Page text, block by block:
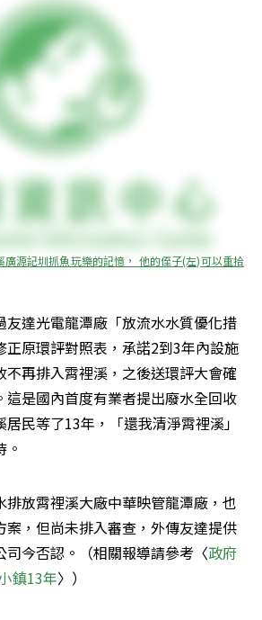
源記圳抓魚玩樂的記憶， 他的侄子(左)可以重拾
友達光電龍潭廠「放流水水質優化措
正原環評對照表，承諾2到3年內設施
不再排入霄裡溪，之後送環評大會確
這是國內首度有業者提出廢水全回收
民等了13年，「還我清淨霄裡溪」
排放霄裡溪大廠中華映管龍潭廠，也
案，但尚未排入審查，外傳友達提供
司今否認。（相關報導請參考〈政府
鎮13年〉）